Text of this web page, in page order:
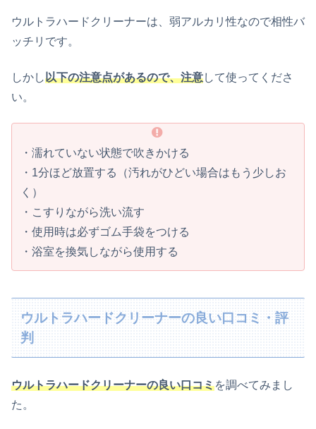
ウルトラハードクリーナーは、弱アルカリ性なので相性バ
ッチリです。
しかし以下の注意点があるので、注意して使ってくださ
い。
・ 濡れていない状態で吹きかける
・1分ほど放置する（汚れがひどい場合はもう少しお
く）
・こすりながら洗い流す
・使用時は必ずゴム手袋をつける
・浴室を換気しながら使用する
ウルトラハードクリーナーの良い口コミ・評
判
ウルトラハードクリーナーの良い口コミを調べてみまし
た。